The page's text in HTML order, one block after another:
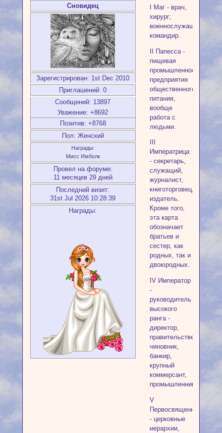
Сновидец
Зарегистрирован: 1st Dec 2010
Приглашений: 0
Сообщений: 13897
Уважение: +8692
Позитив: +8768
Пол: Женский
Награды:
Мисс Имболк
Провел на форуме:
11 месяцев 29 дней
Последний визит:
31st Jul 2026 10:28:39
Награды:
I Маг - врач,
хирург;
военнослужащий,
командир.
II Папесса -
пищевая
промышленность,
предприятия
общественного
питания,
вообще
работа с
людьми.
Императрица
- секретарь,
служащий,
журналист,
книготорговец,
издатель.
Кроме того,
эта карта
обозначает
братьев и
сестер, как
родных, так и
двоюродных.
IV Император
-
руководитель
высокого
ранга -
директор,
правительственный
чиновник,
банкир,
крупный
коммерсант,
промышленник.
V
Первосвященник
- церковные
иерархии,